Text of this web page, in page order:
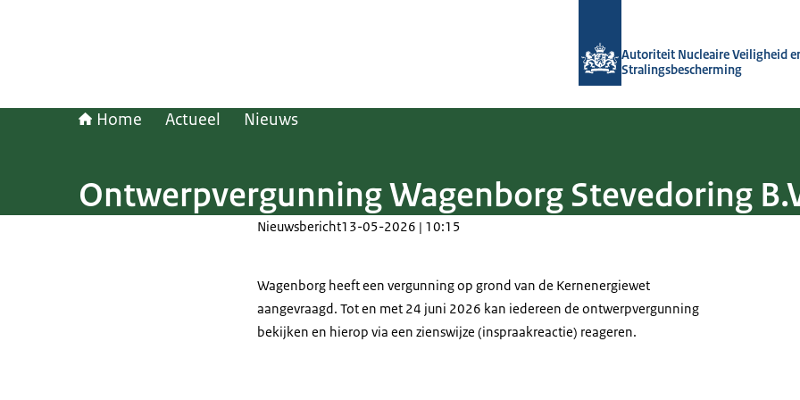
Autoriteit Nucleaire Veiligheid
Stralingsbescherming
Home Actueel Nieuws
Ontwerpvergunning Wagenborg Stevedoring
Nieuwsbericht13-05-2026 | 10:15
Wagenborg heeft een vergunning op grond van de Kernenergiewet
aangevraagd. Tot en met 24 juni 2026 kan iedereen de ontwerpvergunning
bekijken en hierop via een zienswijze (inspraakreactie) reageren.